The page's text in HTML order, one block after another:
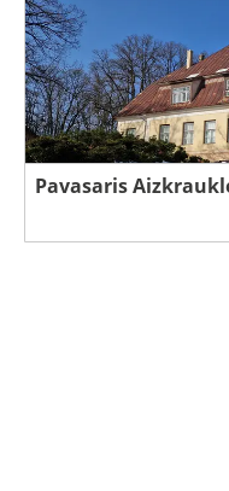
Pavasaris